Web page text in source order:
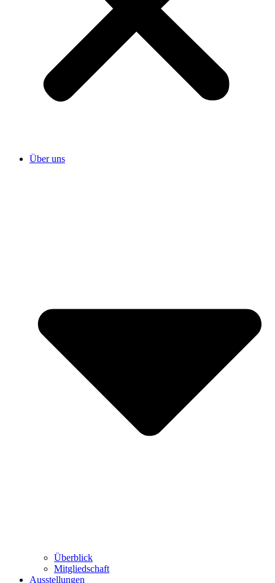
Über uns
Überblick
Mitgliedschaft
Ausstellungen